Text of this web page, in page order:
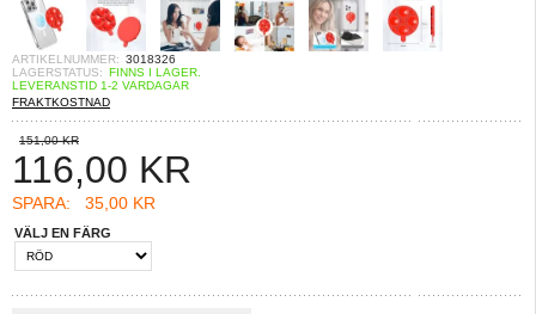
ARTIKELNUMMER: 3018326
LAGERSTATUS: FINNS I LAGER.
LEVERANSTID 1-2 VARDAGAR
FRAKTKOSTNAD
151,00 KR
116,00 KR
SPARA: 35,00 KR
VÄLJ EN FÄRG